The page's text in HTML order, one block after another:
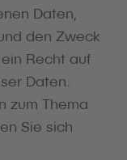
Daten,
den Zweck
Recht auf
Daten.
zum Thema
Sie sich